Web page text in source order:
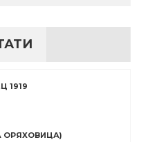
1919
ОРЯХОВИЦА)